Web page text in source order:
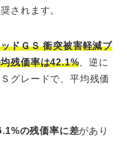
されます。
ドＧＳ 衝突被害軽減ブ
残価率は42.1%、逆に
グレードで、平均残価
の残価率に差があり